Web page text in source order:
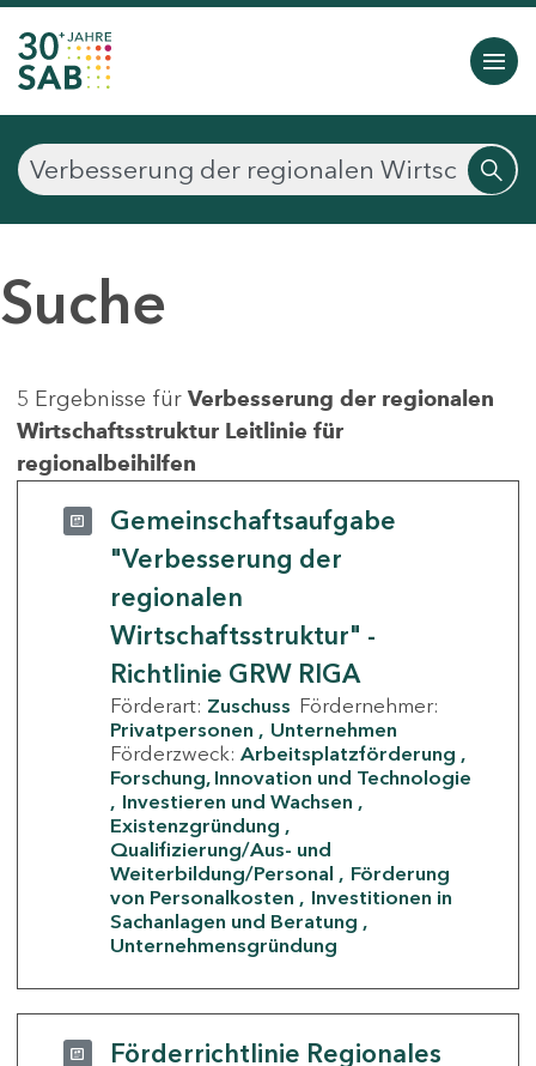
Suche
5 Ergebnisse für Verbesserung der regionalen
Wirtschaftsstruktur Leitlinie für
regionalbeihilfen
Gemeinschaftsaufgabe
"Verbesserung der
regionalen
Wirtschaftsstruktur" -
Richtlinie GRW RIGA
Förderart: Zuschuss Fördernehmer:
Privatpersonen
Unternehmen
Förderzweck: Arbeitsplatzförderung
Forschung, Innovation und Technologie
Investieren und Wachsen
Existenzgründung
Qualifizierung/Aus- und
Weiterbildung/Personal
Förderung
von Personalkosten
Investitionen in
Sachanlagen und Beratung
Unternehmensgründung
Förderrichtlinie Regionales